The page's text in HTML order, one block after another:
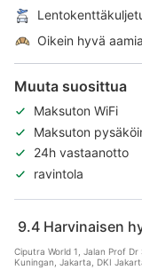
Oikein hyvä
Muuta suosittua
Maksuton WiFi
Maksuton
24h vastaanotto
ravintola
9.4 Harvinaisen
Ciputra World 1, Jalan Prof Dr
Kuningan, Jakarta, DKI